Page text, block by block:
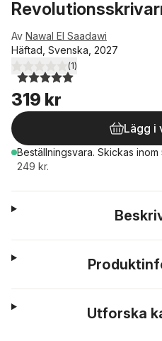
Av Nawal El Saadawi
Häftad, Svenska, 2027
5,0utav 5 stjärnor. Totalt antal
(1)
319 kr
Lägg i
Beställningsvara. Skickas inom
249 kr.
Utforska